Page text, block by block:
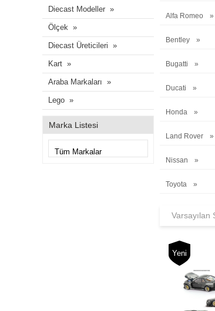
Diecast Modeller
Ölçek
Diecast Üreticileri
Kart
Araba Markaları
Lego
Marka Listesi
Alfa Romeo
Bentley
Bugatti
Ducati
Honda
Land Rover
Nissan
Toyota
Yeni